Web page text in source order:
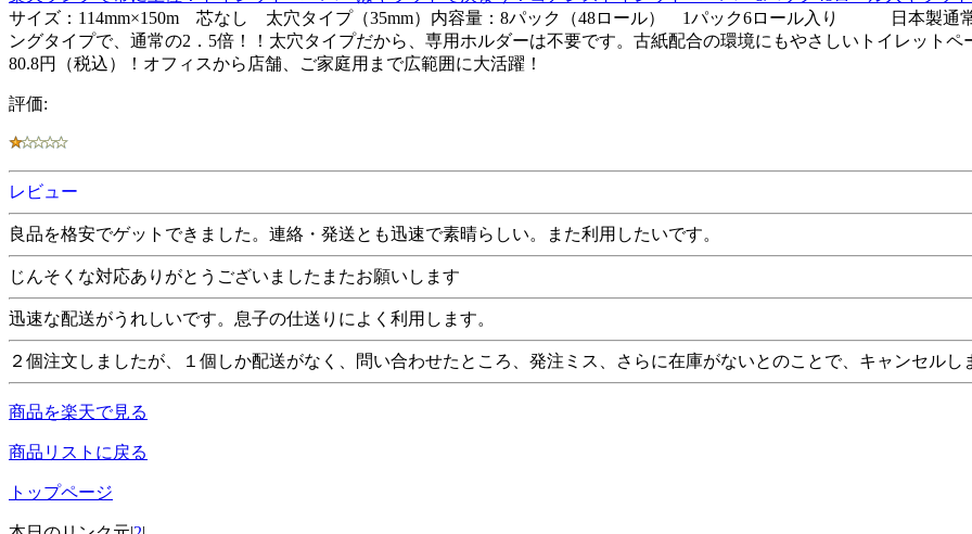
サイズ：114mm×150m 芯なし 太穴タイプ（35mm）内容量：8パック（48ロール） 1パック6ロール入り 日本製通常
ングタイプで、通常の2．5倍！！太穴タイプだから、専用ホルダーは不要です。古紙配合の環境にもやさしいトイレット
80.8円（税込）！オフィスから店舗、ご家庭用まで広範囲に大活躍！
評価:
レビュー
良品を格安でゲットできました。連絡・発送とも迅速で素晴らしい。また利用したいです。
じんそくな対応ありがとうございましたまたお願いします
迅速な配送がうれしいです。息子の仕送りによく利用します。
２個注文しましたが、１個しか配送がなく、問い合わせたところ、発注ミス、さらに在庫がないとのことで、キャンセルし
商品を楽天で見る
商品リストに戻る
トップページ